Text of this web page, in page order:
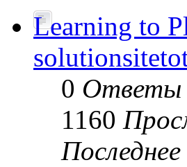
Learning to
0 Ответы
1160